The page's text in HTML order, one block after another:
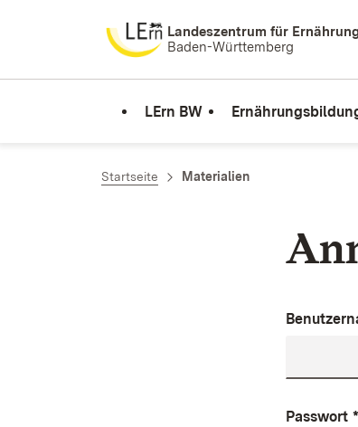
Zum Inhalt springenLandeszentrum für
Baden-Württemberg
LErn BW
Startseite Materialien
Passwort *